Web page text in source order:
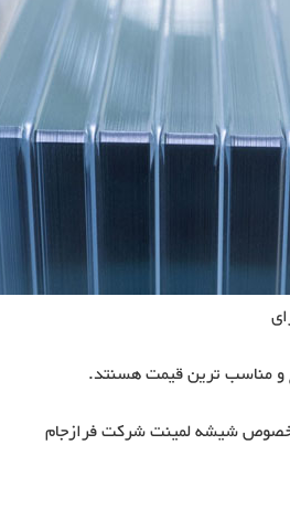
و مناسب ترین قیمت هسنتد.
خصوص شیشه لمینت شرکت فرازجام